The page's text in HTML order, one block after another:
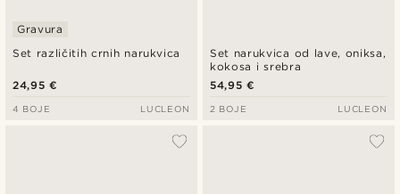
Set različitih crnih narukvica
Gravura
24,95 €
4 BOJE LUCLEON
Set narukvica od lave, oniksa,
kokosa i srebra
54,95 €
2 BOJE LUCLEON